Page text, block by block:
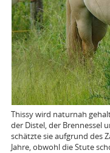
Thissy wird naturnah
der Distel, der Brennessel
schätzte sie aufgrund des
Jahre, obwohl die Stute